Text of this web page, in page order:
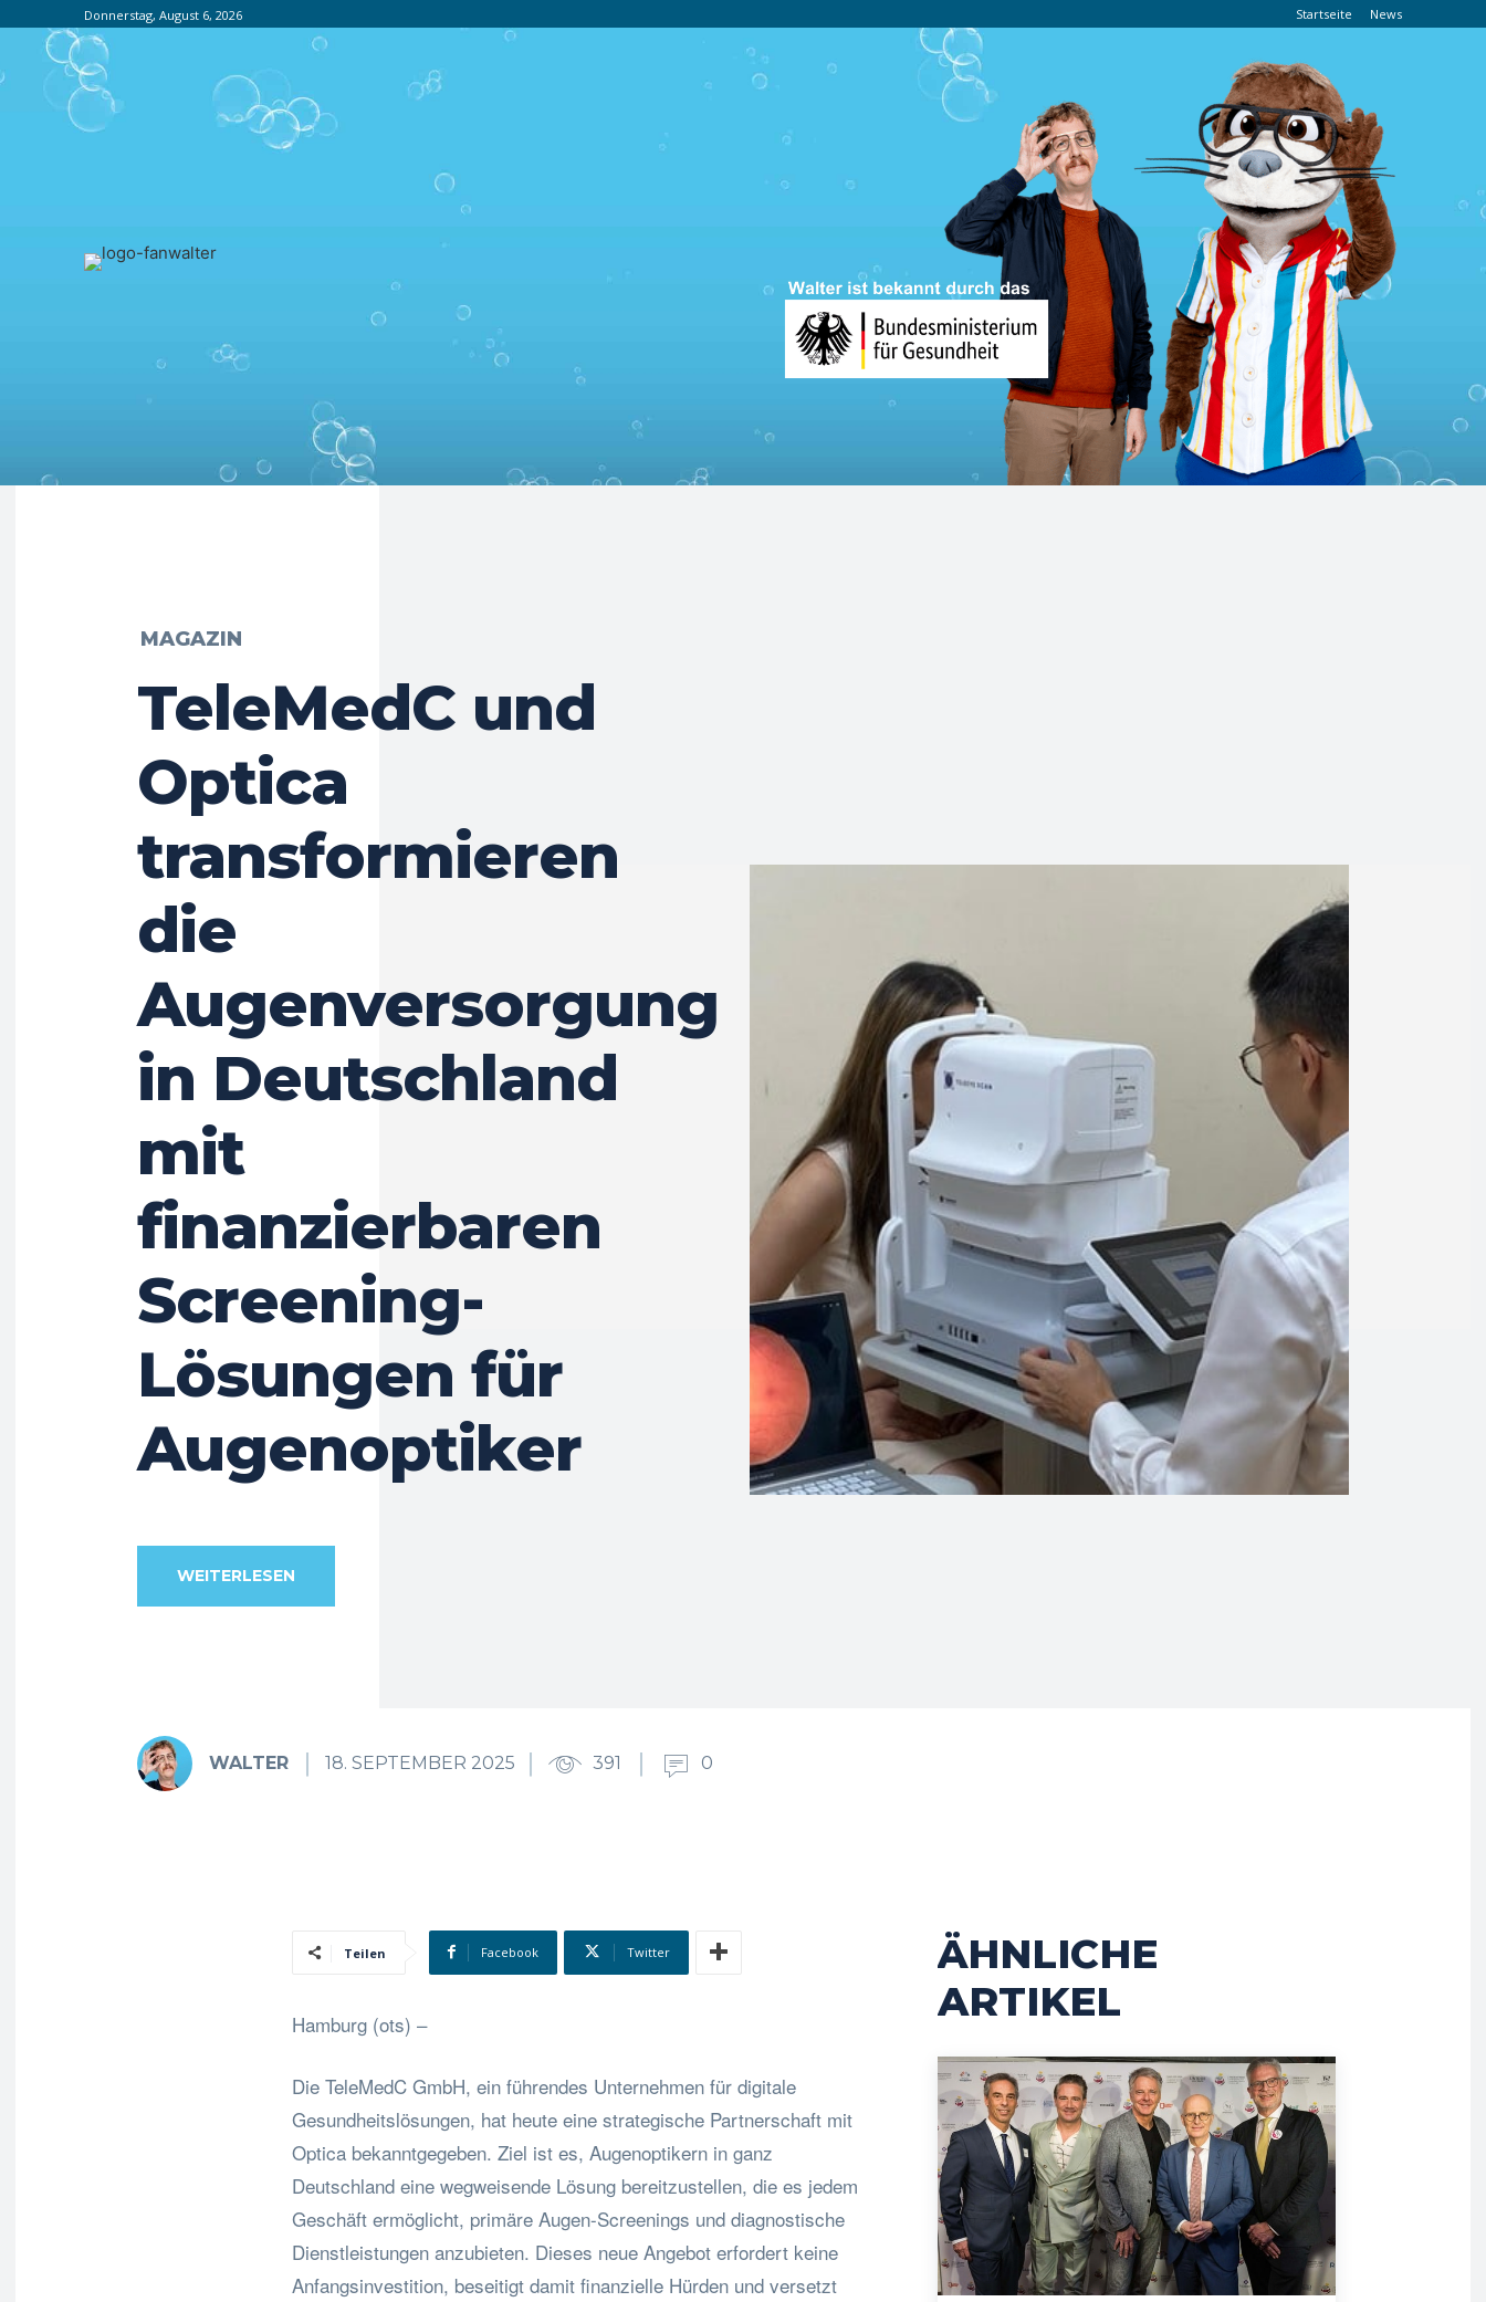
Donnerstag, August 6, 2026 Startseite News
MAGAZIN
TeleMedC und
Optica
transformieren
die
Augenversorgung
in Deutschland
mit
finanzierbaren
Screening-
Lösungen für
Augenoptiker
WEITERLESEN
WALTER 18. SEPTEMBER 2025 391 0
Teilen Facebook Twitter
Hamburg (ots) –
Die TeleMedC GmbH, ein führendes Unternehmen für digitale
Gesundheitslösungen, hat heute eine strategische Partnerschaft mit
Optica bekanntgegeben. Ziel ist es, Augenoptikern in ganz
Deutschland eine wegweisende Lösung bereitzustellen, die es jedem
Geschäft ermöglicht, primäre Augen-Screenings und diagnostische
Dienstleistungen anzubieten. Dieses neue Angebot erfordert keine
Anfangsinvestition, beseitigt damit finanzielle Hürden und versetzt
ÄHNLICHE
ARTIKEL